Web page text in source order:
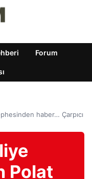
Forum
haber… Çarpıcı
Polat